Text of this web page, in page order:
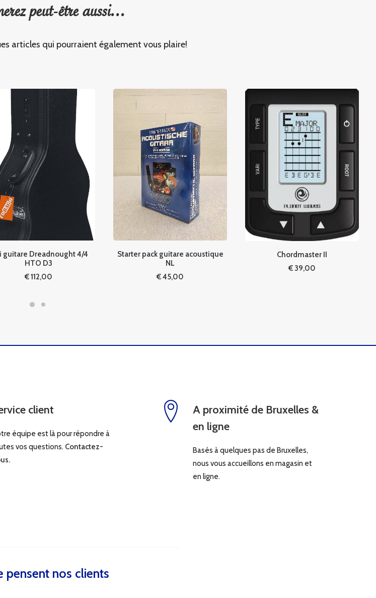
peut-être aussi...
articles qui pourraient également vous plaire!
guitare Dreadnought 4/4
HTO D3
€112,00
Starter pack guitare acoustique
NL
€45,00
Chordmaster II
€39,00
client
équipe est là pour répondre à
vos questions. Contactez-
A proximité de Bruxelles &
en ligne
Basés à quelques pas de Bruxelles,
nous vous accueillons en magasin et
en ligne.
pensent nos clients